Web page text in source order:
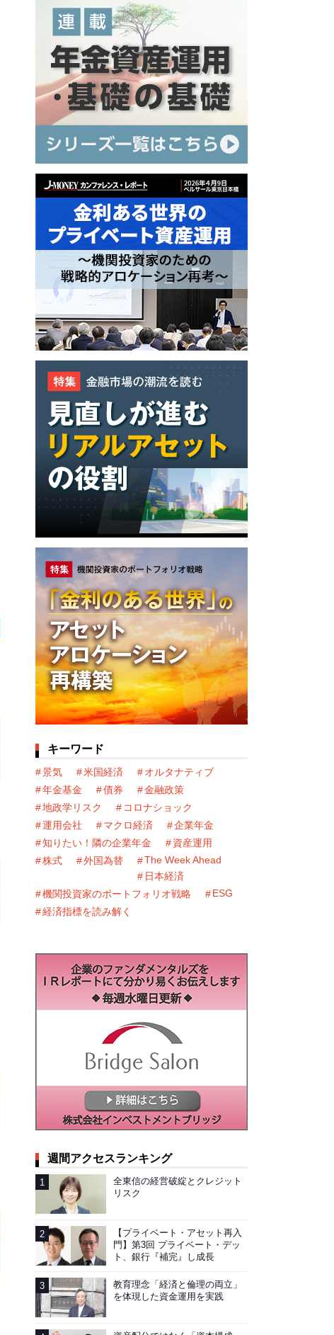
キーワード
景気 米国経済
オルタナティブ
年金基金
債券
金融政策
地政学リスク
コロナショック
運用会社
マクロ経済
企業年金
知りたい！隣の企業年金
資産運用
株式
外国為替
The Week Ahead
日本経済
機関投資家のポートフォリオ戦略
ESG
経済指標を読み解く
週間アクセスランキング
全東信の経営破綻とクレジット
リスク
【プライベート・アセット再入
門】第3回 プライベート・デッ
ト、銀行『補完』し成長
教育理念「経済と倫理の両立」
を体現した資金運用を実践